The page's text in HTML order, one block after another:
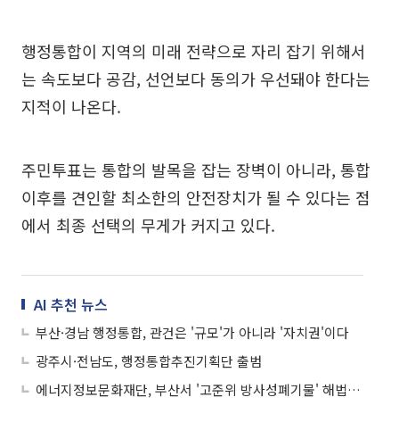
행정통합이 지역의 미래 전략으로 자리 잡기 위해서
는 속도보다 공감, 선언보다 동의가 우선돼야 한다는
지적이 나온다.
주민투표는 통합의 발목을 잡는 장벽이 아니라, 통합
이후를 견인할 최소한의 안전장치가 될 수 있다는 점
에서 최종 선택의 무게가 커지고 있다.
AI 추천 뉴스
부산·경남 행정통합, 관건은 '규모'가 아니라 '자치권'이다
광주시·전남도, 행정통합추진기획단 출범
에너지정보문화재단, 부산서 '고준위 방사성폐기물' 해법 모색